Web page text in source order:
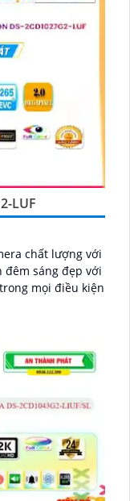
LUF
chất lượng với
mọi điều kiện